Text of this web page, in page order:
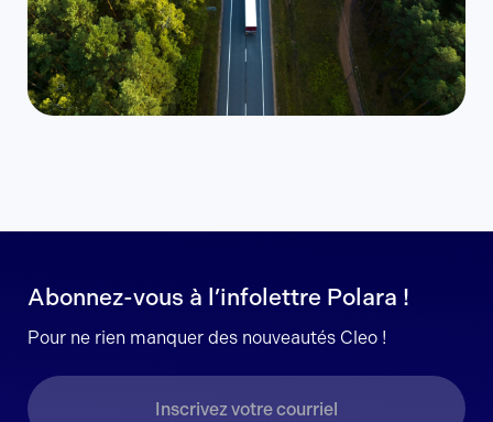
Abonnez-vous à l’infolettre Polara !
Pour ne rien manquer des nouveautés Cleo !